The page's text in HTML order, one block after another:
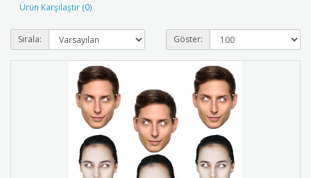
Ürün Karşılaştır (0)
Sırala: Göster: